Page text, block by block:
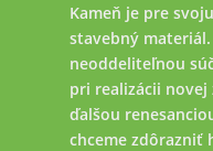
Kameň je pre
stavebný
neoddeliteľnou
pri realizácii novej
ďalšou
chceme zdôrazniť